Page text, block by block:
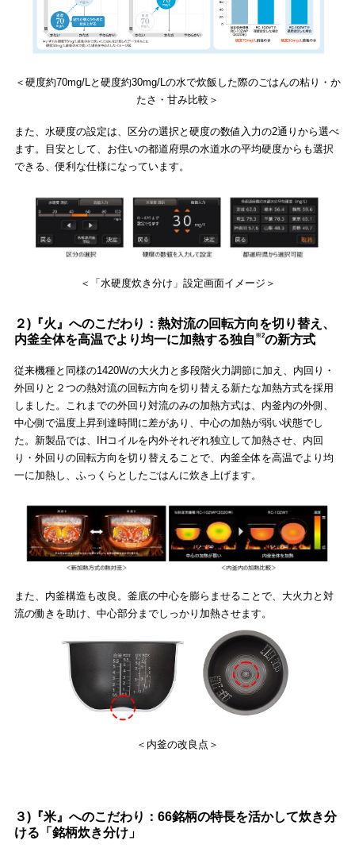
＜硬度約70mg/Lと硬度約30mg/Lの水で炊飯した際のごはんの粘り・か
たさ・甘み比較＞
また、水硬度の設定は、区分の選択と硬度の数値入力の2通りから選べ
ます。目安として、お住いの都道府県の水道水の平均硬度からも選択
できる、便利な仕様になっています。
＜「水硬度炊き分け」設定画面イメージ＞
２)『火』へのこだわり：熱対流の回転方向を切り替え、
内釜全体を高温でより均一に加熱する独自 ※2の新方式
従来機種と同様の1420Wの大火力と多段階火力調節に加え、内回り・
外回りと２つの熱対流の回転方向を切り替える新たな加熱方式を採用
しました。これまでの外回り対流のみの加熱方式は、内釜内の外側、
中心側で温度上昇到達時間に差があり、中心の加熱が弱い状態でし
た。新製品では、IHコイルを内外それぞれ独立して加熱させ、内回
り・外回りの回転方向を切り替えることで、内釜全体を高温でより均
一に加熱し、ふっくらとしたごはんに炊き上げます。
また、内釜構造も改良。釜底の中心を膨らませることで、大火力と対
流の働きを助け、中心部分までしっかり加熱させます。
＜内釜の改良点＞
３)『米』へのこだわり：66銘柄の特長を活かして炊き分
ける「銘柄炊き分け」